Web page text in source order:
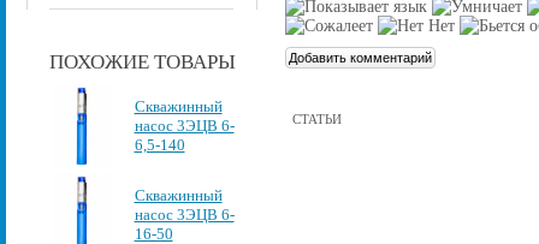
ПОХОЖИЕ ТОВАРЫ
Скважинный
насос 3ЭЦВ 6-
6,5-140
Скважинный
насос 3ЭЦВ 6-
16-50
СТАТЬИ